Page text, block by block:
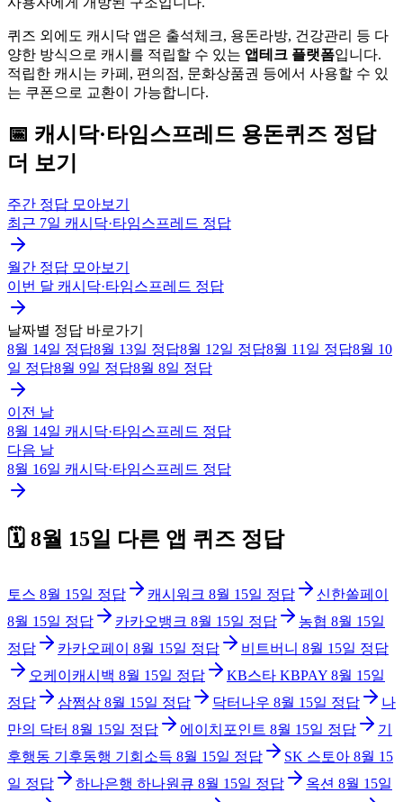
퀴즈 외에도 캐시닥 앱은 출석체크, 용돈라방, 건강관리 등 다
양한 방식으로 캐시를 적립할 수 있는 앱테크 플랫폼입니다.
적립한 캐시는 카페, 편의점, 문화상품권 등에서 사용할 수 있
는 쿠폰으로 교환이 가능합니다.
📅 캐시닥·타임스프레드 용돈퀴즈 정답
더 보기
주간 정답 모아보기
최근 7일 캐시닥·타임스프레드 정답
월간 정답 모아보기
이번 달 캐시닥·타임스프레드 정답
날짜별 정답 바로가기
8월 14일 정답8월 13일 정답8월 12일 정답8월 11일 정답8월 10
일 정답8월 9일 정답8월 8일 정답
이전 날
8월 14일 캐시닥·타임스프레드 정답
다음 날
8월 16일 캐시닥·타임스프레드 정답
🗓️ 8월 15일 다른 앱 퀴즈 정답
토스 8월 15일 정답 캐시워크 8월 15일 정답
신한쏠페이
8월 15일 정답 카카오뱅크 8월 15일 정답 농협 8월 15일
정답
카카오페이 8월 15일 정답 비트버니 8월 15일 정답
오케이캐시백 8월 15일 정답 KB스타 KBPAY 8월 15일
정답
삼쩜삼 8월 15일 정답 닥터나우 8월 15일 정답
나
만의 닥터 8월 15일 정답 에이치포인트 8월 15일 정답
기
후행동 기후동행 기회소득 8월 15일 정답 SK 스토아 8월 15
일 정답 하나은행 하나원큐 8월 15일 정답 옥션 8월 15일